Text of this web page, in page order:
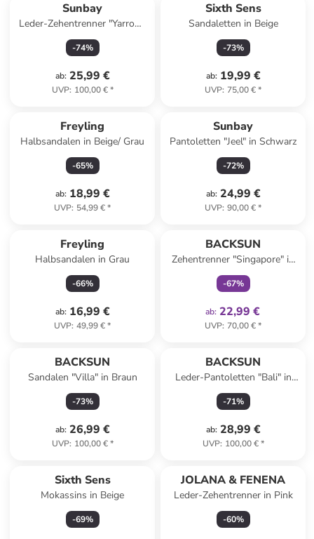
Sunbay
Leder-Zehentrenner "Yarrow"
in Schwarz
-74%
ab: 25,99 €
UVP: 100,00 €*
Sixth Sens
Sandaletten in Beige
-73%
ab: 19,99 €
UVP: 75,00 €*
Freyling
Halbsandalen in Beige/ Grau
-65%
ab: 18,99 €
UVP: 54,99 €*
Sunbay
Pantoletten "Jeel" in Schwarz
-72%
ab: 24,99 €
UVP: 90,00 €*
Freyling
Halbsandalen in Grau
-66%
ab: 16,99 €
UVP: 49,99 €*
BACKSUN
Zehentrenner "Singapore" in
Schwarz
-67%
ab: 22,99 €
UVP: 70,00 €*
BACKSUN
Sandalen "Villa" in Braun
-73%
ab: 26,99 €
UVP: 100,00 €*
BACKSUN
Leder-Pantoletten "Bali" in
Grau
-71%
ab: 28,99 €
UVP: 100,00 €*
Sixth Sens
Mokassins in Beige
-69%
JOLANA & FENENA
Leder-Zehentrenner in Pink
-60%